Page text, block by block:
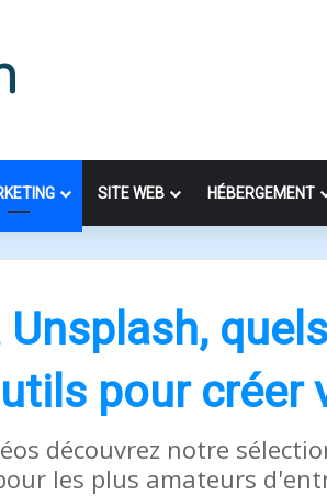
SITE WEB HÉBERGEMENT
Unsplash,
pour créer
découvrez notre
les plus amateurs